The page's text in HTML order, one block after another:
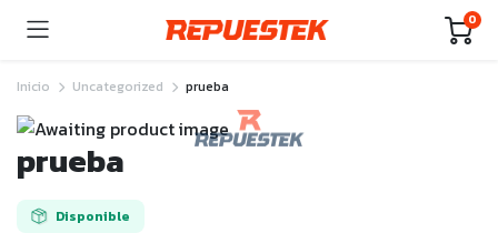
0
Inicio Uncategorized prueba
prueba
Disponible